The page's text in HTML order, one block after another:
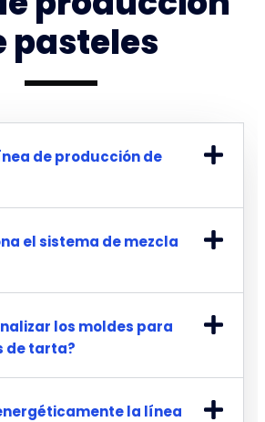
pasteles
de producción de
el sistema de mezcla
los moldes para
de tarta?
la línea